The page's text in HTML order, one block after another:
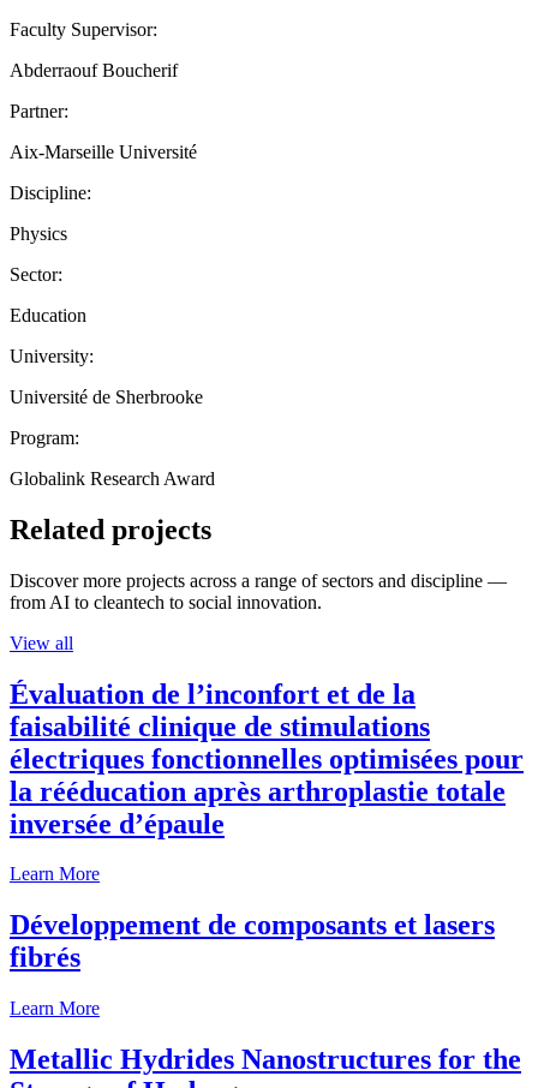
Faculty Supervisor:
Abderraouf Boucherif
Partner:
Aix-Marseille Université
Discipline:
Physics
Sector:
Education
University:
Université de Sherbrooke
Program:
Globalink Research Award
Related projects
Discover more projects across a range of sectors and discipline —
from AI to cleantech to social innovation.
View all
Évaluation de l’inconfort et de la
faisabilité clinique de stimulations
électriques fonctionnelles optimisées pour
la rééducation après arthroplastie totale
inversée d’épaule
Learn More
Développement de composants et lasers
fibrés
Learn More
Metallic Hydrides Nanostructures for the